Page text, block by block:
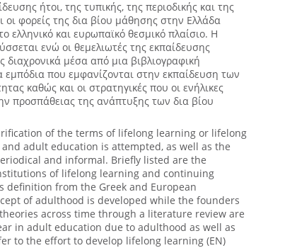
ήτοι, της τυπικής, της περιοδικής και της
οι φορείς της δια βίου μάθησης στην Ελλάδα
ελληνικό και ευρωπαϊκό θεσμικό πλαίσιο. Η
ενώ οι θεμελιωτές της εκπαίδευσης
διαχρονικά μέσα από μια βιβλιογραφική
που εμφανίζονται στην εκπαίδευση των
καθώς και οι στρατηγικές που οι ενήλικες
προσπάθειας της ανάπτυξης των δια βίου
of the terms of lifelong learning or lifelong
adult education is attempted, as well as the
and informal. Briefly listed are the
of lifelong learning and continuing
definition from the Greek and European
of adulthood is developed while the founders
across time through a literature review are
in adult education due to adulthood as well as
to the effort to develop lifelong learning (EN)